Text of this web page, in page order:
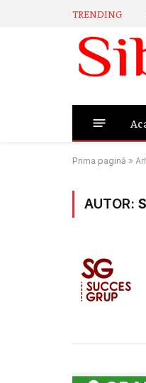
TRENDING
Prima pagină »
AUTOR: